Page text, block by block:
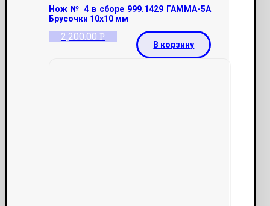
Нож № 4 в сборе 999.1429 ГАММА-5А
Брусочки 10х10 мм
2,200.00 Р
В корзину